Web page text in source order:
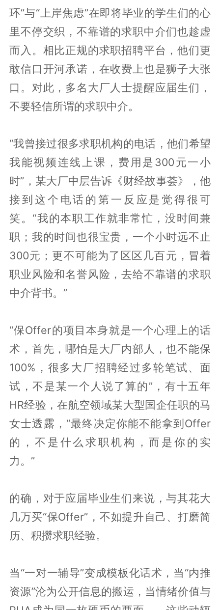
环”与“上岸焦虑”在即将毕业的学生们的心
里不停交织，不靠谱的求职中介们也趁虚
而入。相比正规的求职招聘平台，他们更
敢信口开河承诺，在收费上也是狮子大张
口。对此，多名大厂人士提醒应届生们，
不要轻信所谓的求职中介。
“我曾接过很多求职机构的电话，他们希望
我能视频连线上课，费用是300元一小
时”，某大厂中层告诉《财经故事荟》，他
接到这个电话的第一反应是觉得很可
笑。“我的本职工作就非常忙，没时间兼
职；我的时间也很宝贵，一个小时远不止
300元；更不可能为了区区几百元，冒着
职业风险和名誉风险，去给不靠谱的求职
中介背书。”
“保Offer的项目本身就是一个心理上的话
术，首先，哪怕是大厂内部人，也不能保
100%，很多大厂招聘经过多轮笔试、面
试，不是某一个人说了算的”，有十五年
HR经验，在航空领域某大型国企任职的马
女士透露，“最终决定你能不能拿到Offer
的，不是什么求职机构，而是你的实
力。”
的确，对于应届毕业生们来说，与其花大
几万买“保Offer”，不如提升自己、打磨简
历、积攒求职经验。
当“一对一辅导”变成模板化话术，当“内推
资源”沦为公开信息的搬运，当情绪价值与